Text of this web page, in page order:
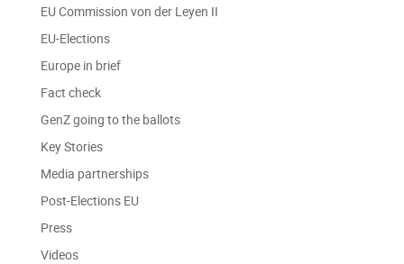
EU Commission von der Leyen II
EU-Elections
Europe in brief
Fact check
GenZ going to the ballots
Key Stories
Media partnerships
Post-Elections EU
Press
Videos